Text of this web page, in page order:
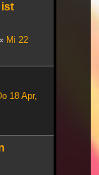
ist
Mi 22
18 Apr,